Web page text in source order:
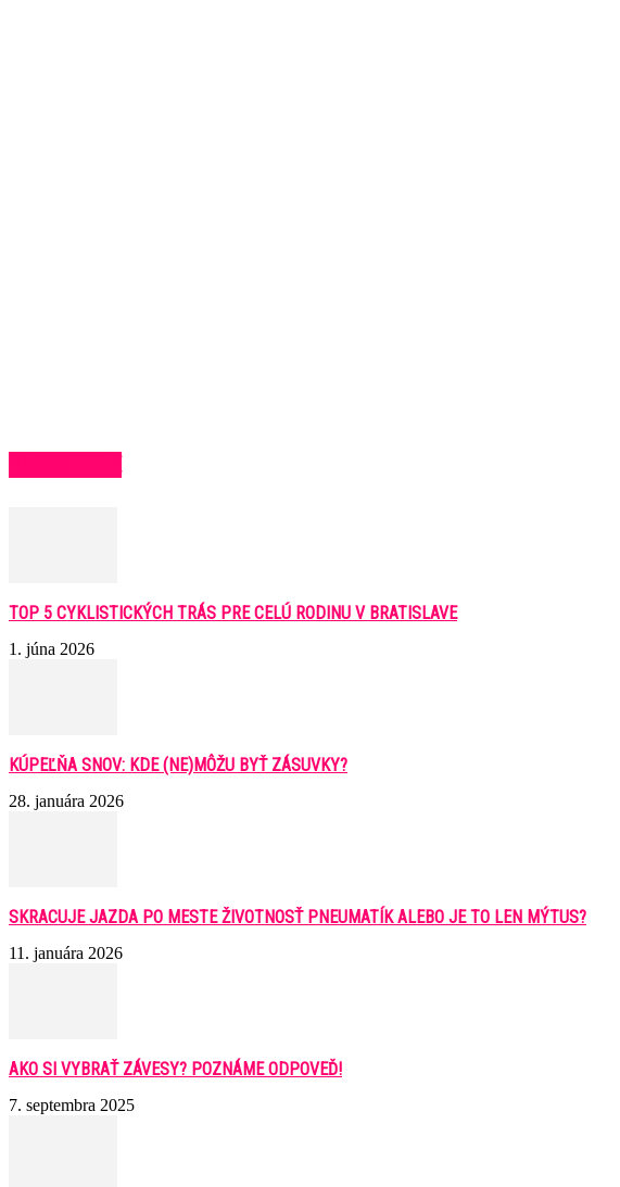
TOP 5 CYKLISTICKÝCH TRÁS PRE CELÚ RODINU V BRATISLAVE
1. júna 2026
KÚPEĽŇA SNOV: KDE (NE)MÔŽU BYŤ ZÁSUVKY?
28. januára 2026
SKRACUJE JAZDA PO MESTE ŽIVOTNOSŤ PNEUMATÍK ALEBO JE TO LEN MÝTUS?
11. januára 2026
AKO SI VYBRAŤ ZÁVESY? POZNÁME ODPOVEĎ!
7. septembra 2025